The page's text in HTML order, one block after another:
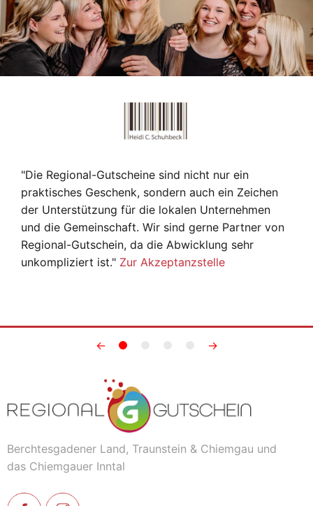
"Die Regional-Gutscheine sind nicht nur ein
praktisches Geschenk, sondern auch ein Zeichen
der Unterstützung für die lokalen Unternehmen
und die Gemeinschaft. Wir sind gerne Partner von
Regional-Gutschein, da die Abwicklung sehr
unkompliziert ist." Zur Akzeptanzstelle
← →
Berchtesgadener Land, Traunstein & Chiemgau und
das Chiemgauer Inntal